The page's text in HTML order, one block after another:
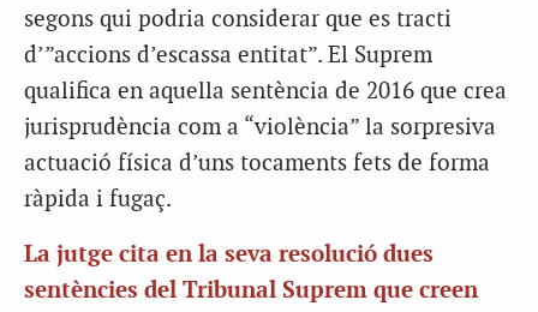
segons qui podria considerar que es tracti
d’”accions d’escassa entitat”. El Suprem
qualifica en aquella sentència de 2016 que crea
jurisprudència com a “violència” la sorpresiva
actuació física d’uns tocaments fets de forma
ràpida i fugaç.
La jutge cita en la seva resolució dues
sentències del Tribunal Suprem que creen